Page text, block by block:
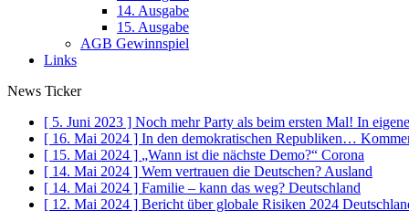
14. Ausgabe
15. Ausgabe
AGB Gewinnspiel
Links
News Ticker
[ 5. Juni 2023 ] Noch mehr Party als beim ersten Mal! In
[ 16. Mai 2024 ] In den demokratischen Republiken…
[ 15. Mai 2024 ] „Wann ist die nächste Demo?“ Corona
[ 14. Mai 2024 ] Wem vertrauen die Deutschen? Ausland
[ 14. Mai 2024 ] Familie – kann das weg? Deutschland
[ 12. Mai 2024 ] Bericht über globale Risiken 2024